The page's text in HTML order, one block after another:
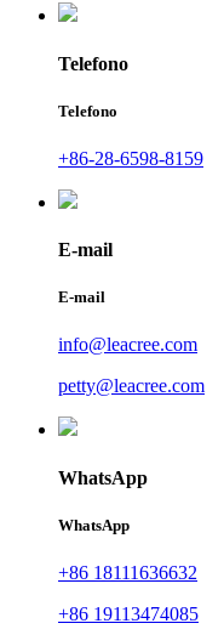
Telefono
Telefono
+86-28-6598-8159
E-mail
E-mail
info@leacree.com
petty@leacree.com
WhatsApp
WhatsApp
+86 18111636632
+86 19113474085